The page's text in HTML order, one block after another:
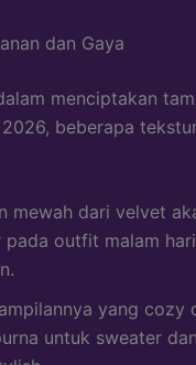
dan Gaya
menciptakan
beberapa
mewah dari velvet
outfit malam
yang cozy
untuk sweater